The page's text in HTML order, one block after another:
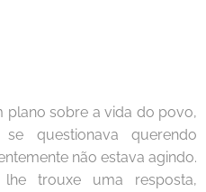
plano sobre a vida do povo,
questionava querendo
não estava agindo.
trouxe uma resposta,